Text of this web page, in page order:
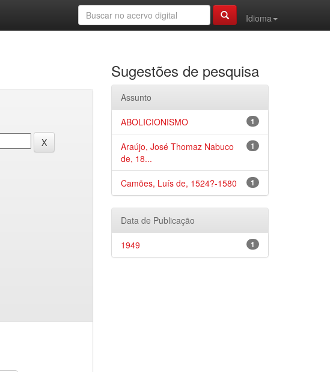
Idioma
Sugestões de pesquisa
Assunto
1
ABOLICIONISMO
1
Araújo, José Thomaz Nabuco
de, 18...
1
Camões, Luís de, 1524?-1580
Data de Publicação
1
1949